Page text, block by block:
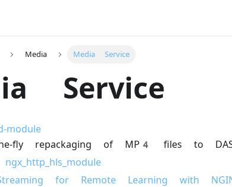
Media Media Service
Service
module
fly repackaging of MP4 files to
for Remote Learning with